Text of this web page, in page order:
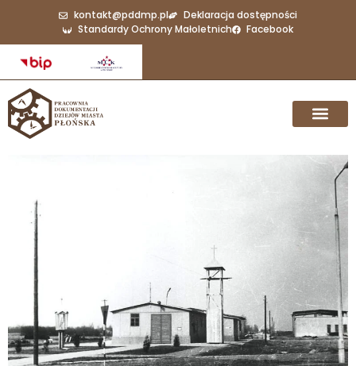
kontakt@pddmp.pl
Deklaracja dostępności
Standardy Ochrony Małoletnich
Facebook